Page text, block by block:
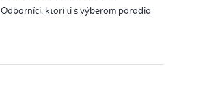
Odborníci, ktorí ti s výberom poradia